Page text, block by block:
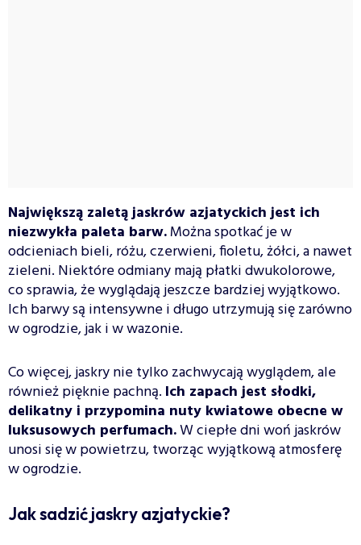
Największą zaletą jaskrów azjatyckich jest ich
niezwykła paleta barw.Można spotkać je w
odcieniach bieli, różu, czerwieni, fioletu, żółci, a nawet
zieleni. Niektóre odmiany mają płatki dwukolorowe,
co sprawia, że wyglądają jeszcze bardziej wyjątkowo.
Ich barwy są intensywne i długo utrzymują się zarówno
w ogrodzie, jak i w wazonie.
Co więcej, jaskry nie tylko zachwycają wyglądem, ale
również pięknie pachną. Ich zapach jest słodki,
delikatny i przypomina nuty kwiatowe obecne w
luksusowych perfumach.W ciepłe dni woń jaskrów
unosi się w powietrzu, tworząc wyjątkową atmosferę
w ogrodzie.
Jak sadzić jaskry azjatyckie?